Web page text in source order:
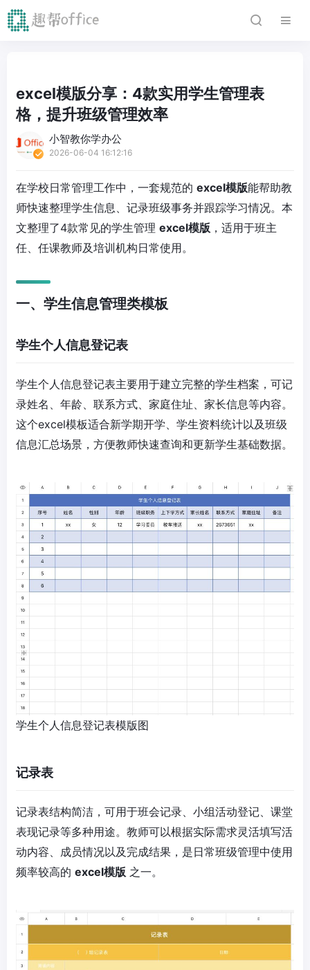
excel模版分享：4款实用学生管理表
格，提升班级管理效率
小智教你学办公
2026-06-04 16:12:16
在学校日常管理工作中，一套规范的 excel模版能帮助教
师快速整理学生信息、记录班级事务并跟踪学习情况。本
文整理了4款常见的学生管理 excel模版 ，适用于班主
任、任课教师及培训机构日常使用。
一、学生信息管理类模板
学生个人信息登记表
学生个人信息登记表主要用于建立完整的学生档案，可记
录姓名、年龄、联系方式、家庭住址、家长信息等内容。
这个excel模板适合新学期开学、学生资料统计以及班级
信息汇总场景，方便教师快速查询和更新学生基础数据。
学生个人信息登记表模版图
记录表
记录表结构简洁，可用于班会记录、小组活动登记、课堂
表现记录等多种用途。教师可以根据实际需求灵活填写活
动内容、成员情况以及完成结果，是日常班级管理中使用
频率较高的 excel模版 之一。